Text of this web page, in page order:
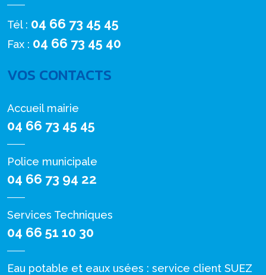
Tél : 04 66 73 45 45
Fax : 04 66 73 45 40
VOS CONTACTS
Accueil mairie
04 66 73 45 45
Police municipale
04 66 73 94 22
Services Techniques
04 66 51 10 30
Eau potable et eaux usées : service client SUEZ